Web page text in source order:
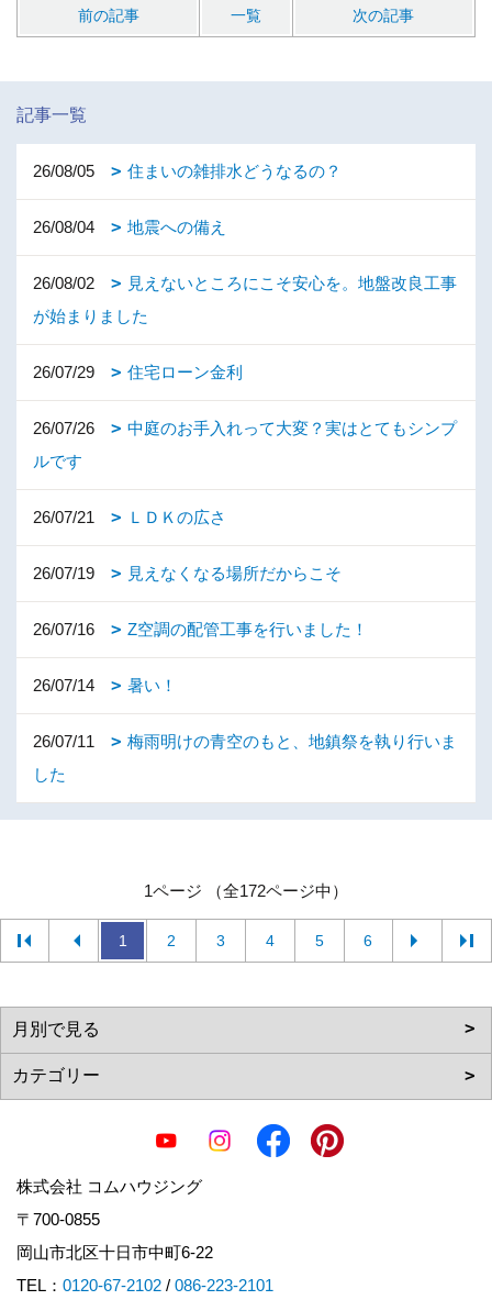
前の記事 一覧 次の記事
記事一覧
26/08/05 住まいの雑排水どうなるの？
26/08/04 地震への備え
26/08/02
見えないところにこそ安心を。地盤改良工事
が始まりました
26/07/29 住宅ローン金利
26/07/26
中庭のお手入れって大変？実はとてもシンプ
ルです
26/07/21 ＬＤＫの広さ
26/07/19 見えなくなる場所だからこそ
26/07/16 Z空調の配管工事を行いました！
26/07/14 暑い！
26/07/11
梅雨明けの青空のもと、地鎮祭を執り行いま
した
1ページ （全172ページ中）
1 2 3 4 5 6
株式会社 コムハウジング
〒700-0855
岡山市北区十日市中町6-22
TEL： 0120-67-2102 / 086-223-2101